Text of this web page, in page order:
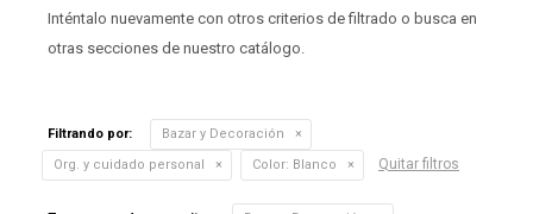
Inténtalo nuevamente con otros criterios de filtrado o busca en
otras secciones de nuestro catálogo.
Filtrando por:
Bazar y Decoración
Org. y cuidado personal
Color: Blanco Quitar filtros